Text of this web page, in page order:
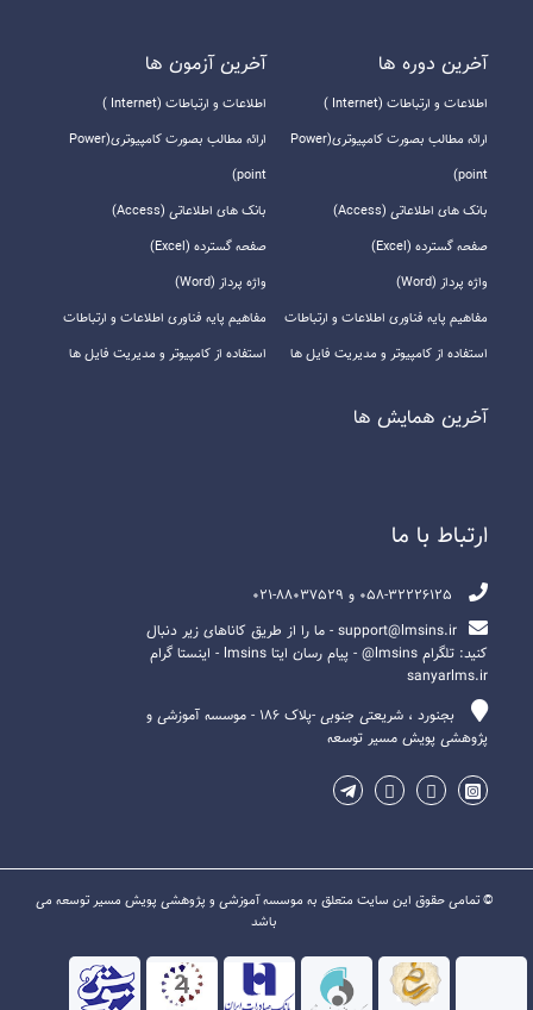
آخرين دوره ها
اطلاعات و ارتباطات (Internet )
ارائه مطالب بصورت کامپیوتری(Power
point)
بانک های اطلاعاتی (Access)
صفحه گسترده (Excel)
واژه پرداز (Word)
مفاهیم پایه فناوری اطلاعات و ارتباطات
استفاده از کامپیوتر و مدیریت فایل ها
آخرين آزمون ها
اطلاعات و ارتباطات (Internet )
ارائه مطالب بصورت کامپیوتری(Power
point)
بانک های اطلاعاتی (Access)
صفحه گسترده (Excel)
واژه پرداز (Word)
مفاهیم پایه فناوری اطلاعات و ارتباطات
استفاده از کامپیوتر و مدیریت فایل ها
آخرين همايش ها
ارتباط با ما
support@lmsins.ir - ما را از طریق کاناهای زیر دنبال
کنید: تلگرام lmsins@ - پیام رسان ایتا lmsins - اینستا گرام
sanyarlms.ir
بجنورد ، شریعتی جنوبی -پلاک ۱۸۶ - موسسه آموزشی و
پژوهشی پویش مسیر توسعه
© تمامی حقوق این سایت متعلق به موسسه آموزشی و پژوهشی پویش مسیر توسعه می
باشد